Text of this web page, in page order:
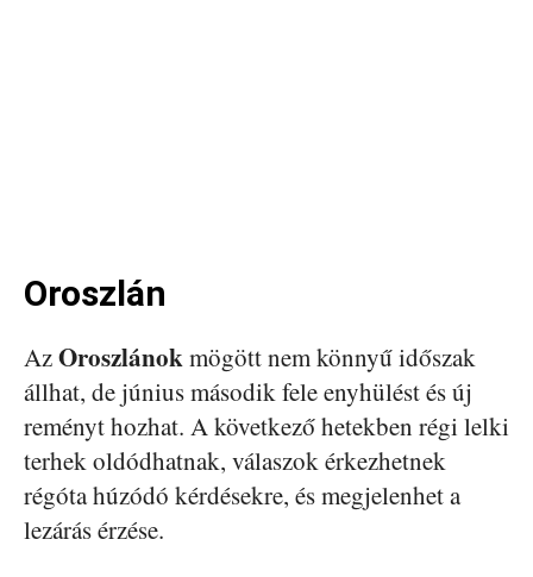
Oroszlán
AzOroszlánokmögött nem könnyű időszak
állhat, de június második fele enyhülést és új
reményt hozhat. A következő hetekben régi lelki
terhek oldódhatnak, válaszok érkezhetnek
régóta húzódó kérdésekre, és megjelenhet a
lezárás érzése.